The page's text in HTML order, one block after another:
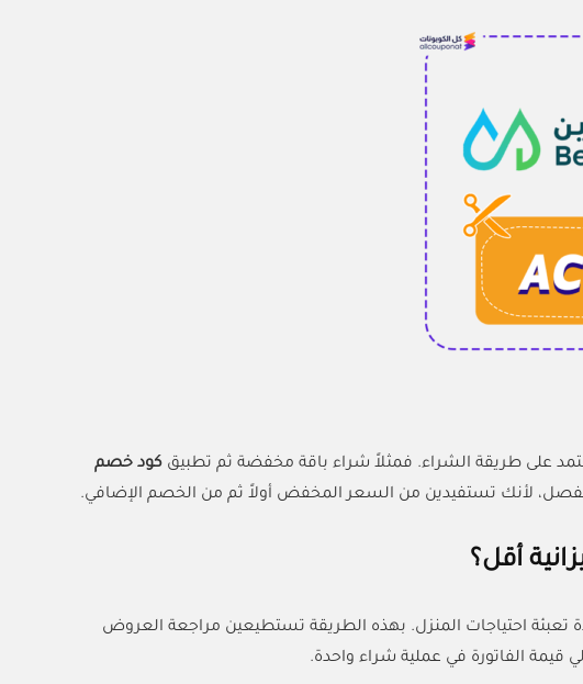
على طريقة الشراء. فمثلاً شراء باقة مخفضة ثم تطبيق كود خصم
لأنك تستفيدين من السعر المخفض أولاً ثم من الخصم الإضافي.
أقل؟
احتياجات المنزل. بهذه الطريقة تستطيعين مراجعة العروض
قيمة الفاتورة في عملية شراء واحدة.